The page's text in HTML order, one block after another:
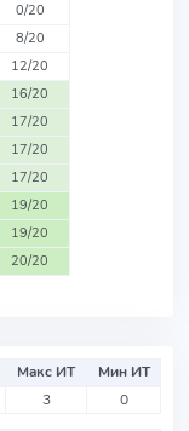
0/20
8/20
12/20
16/20
17/20
17/20
17/20
19/20
19/20
20/20
Макс ИТ
Мин ИТ
3 0